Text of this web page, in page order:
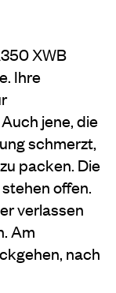
XWB
Ihre
jene, die
schmerzt,
packen. Die
offen.
verlassen
Am
gehen, nach